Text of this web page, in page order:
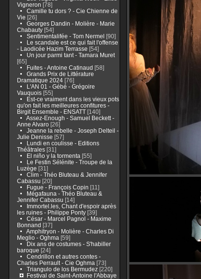
Vigneron [78]
Camille tu dors ? - Cie Chienne de
Vie [26]
Georges Dandin - Molière - Marie
Chabauty[54]
Sentimentalifée - Tom Nermel [90]
Le scandale est ce qui fait l'offense
- Laodicée Hazim Terrasse [54]
Un jour parmi tant - Tamara Muret
[65]
Fuites - Antoine Catinaud [58]
Grands Prix de Littérature
Dramatique 2024[76]
L'AN 01 - Gébé - Grégoire
Vauquois[55]
Est-ce vraiment dans les vieux pots
qu'on fait les meilleures confitures -
Birgit Ensemble - ENSATT[140]
Assez-Enough - Samuel Beckett -
Anne Alvaro[26]
Jeanne la rebelle - Joseph Delteil -
Julie Denisse [57]
Lundi en coulisse - Editions
Théâtrales[31]
El niño y la tormenta [55]
Le Festin Sélénite - Troupe de la
Luzège [31]
Clim - Théo Bluteau & Jennifer
Cabassu [20]
Fugue - François Copin [11]
Mégafauna - Théo Bluteau &
Jennifer Cabassu [14]
Immortel.les, Chant d'espoir après
les ruines - Philippe Ponty[39]
César - Marcel Pagnol - Maxime
Bonnand [37]
Amphitryon - Molière - Charles Di
Meglio - Oghma [59]
Dix ans de costumes - S'habiller
baroque [24]
Cendrillon et autres contes -
Charles Perrault - Cie Oghma [73]
Triangulo de los Bermudez[220]
Festival de Saint-Antoine l'Abbaye